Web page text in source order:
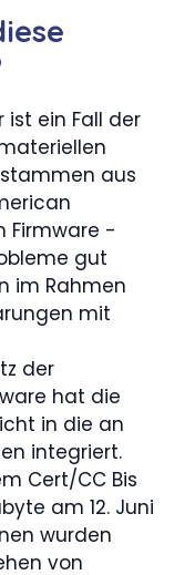
ist ein Fall der
stammen aus
Firmware -
gut
im Rahmen
mit
der
hat die
in die an
integriert.
Cert/CC Bis
am 12. Juni
wurden
von